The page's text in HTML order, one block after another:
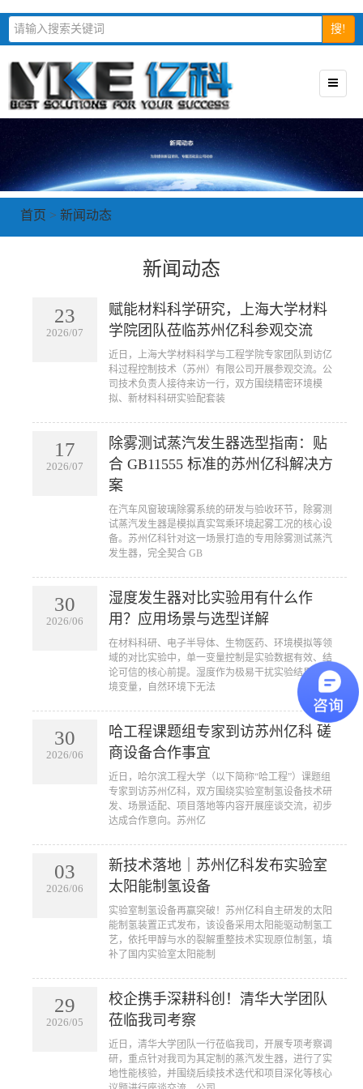
搜!
首页 > 新闻动态
新闻动态
23
2026/07
赋能材料科学研究，上海大学材料
学院团队莅临苏州亿科参观交流
近日，上海大学材料科学与工程学院专家团队到访亿
科过程控制技术（苏州）有限公司开展参观交流。公
司技术负责人接待来访一行，双方围绕精密环境模
拟、新材料科研实验配套装
17
2026/07
除雾测试蒸汽发生器选型指南：贴
合 GB11555 标准的苏州亿科解决方
案
在汽车风窗玻璃除雾系统的研发与验收环节，除雾测
试蒸汽发生器是模拟真实驾乘环境起雾工况的核心设
备。苏州亿科针对这一场景打造的专用除雾测试蒸汽
发生器，完全契合 GB
30
2026/06
湿度发生器对比实验用有什么作
用？应用场景与选型详解
在材料科研、电子半导体、生物医药、环境模拟等领
域的对比实验中，单一变量控制是实验数据有效、结
论可信的核心前提。湿度作为极易干扰实验结果的环
境变量，自然环境下无法
30
2026/06
哈工程课题组专家到访苏州亿科 磋
商设备合作事宜
近日，哈尔滨工程大学（以下简称“哈工程”）课题组
专家到访苏州亿科，双方围绕实验室制氢设备技术研
发、场景适配、项目落地等内容开展座谈交流，初步
达成合作意向。苏州亿
03
2026/06
新技术落地｜苏州亿科发布实验室
太阳能制氢设备
实验室制氢设备再赢突破！苏州亿科自主研发的太阳
能制氢装置正式发布，该设备采用太阳能驱动制氢工
艺，依托甲醇与水的裂解重整技术实现原位制氢，填
补了国内实验室太阳能制
29
2026/05
校企携手深耕科创！清华大学团队
莅临我司考察
近日，清华大学团队一行莅临我司，开展专项考察调
研，重点针对我司为其定制的蒸汽发生器，进行了实
地性能核验，并围绕后续技术迭代和项目深化等核心